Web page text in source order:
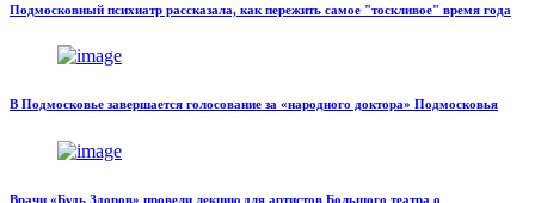
Подмосковный психиатр рассказала, как пережить самое "тоскливое" время года
В Подмосковье завершается голосование за «народного доктора» Подмосковья
Врачи «Будь Здоров» провели лекцию для артистов Большого театра о